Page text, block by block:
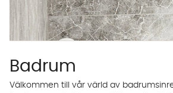
Badrum
Välkommen till vår värld av